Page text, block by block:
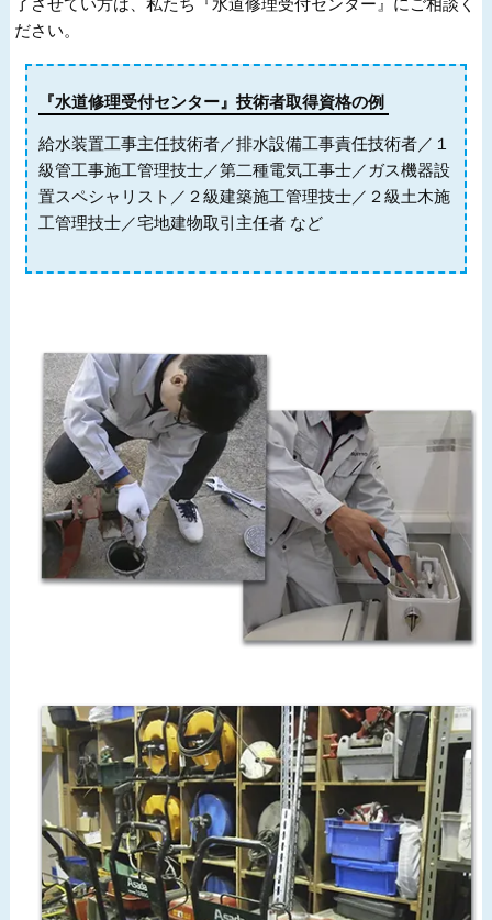
ださい。
『水道修理受付センター』技術者取得資格の例
給水装置工事主任技術者／排水設備工事責任技術者／１
級管工事施工管理技士／第二種電気工事士／ガス機器設
置スペシャリスト／２級建築施工管理技士／２級土木施
工管理技士／宅地建物取引主任者 など